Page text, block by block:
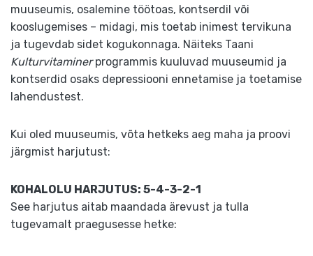
muuseumis, osalemine töötoas, kontserdil või
kooslugemises – midagi, mis toetab inimest tervikuna
ja tugevdab sidet kogukonnaga. Näiteks Taani
Kulturvitaminerprogrammis kuuluvad muuseumid ja
kontserdid osaks depressiooni ennetamise ja toetamise
lahendustest.
Kui oled muuseumis, võta hetkeks aeg maha ja proovi
järgmist harjutust:
KOHALOLU HARJUTUS: 5-4-3-2-1
See harjutus aitab maandada ärevust ja tulla
tugevamalt praegusesse hetke: